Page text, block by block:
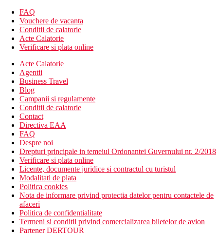
FAQ
Vouchere de vacanta
Conditii de calatorie
Acte Calatorie
Verificare si plata online
Acte Calatorie
Agentii
Business Travel
Blog
Campanii si regulamente
Conditii de calatorie
Contact
Directiva EAA
FAQ
Despre noi
Drepturi principale in temeiul Ordonantei Guvernului nr. 2/2018
Verificare si plata online
Licente, documente juridice si contractul cu turistul
Modalitati de plata
Politica cookies
Nota de informare privind protectia datelor pentru contactele de
afaceri
Politica de confidentialitate
Termeni si conditii privind comercializarea biletelor de avion
Partener DERTOUR